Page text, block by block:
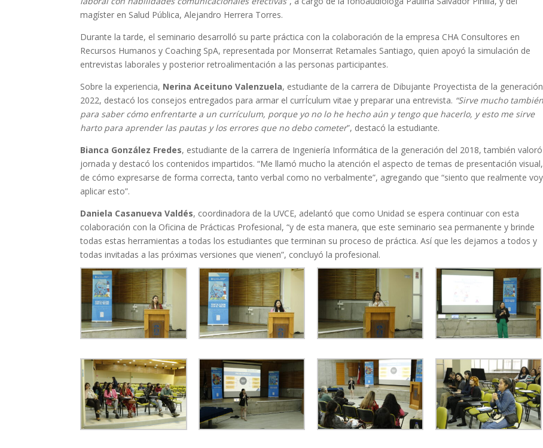
magíster en Salud Pública, Alejandro Herrera Torres.
Durante la tarde, el seminario desarrolló su parte práctica con la colaboración de la empresa CHA Consultores en
Recursos Humanos y Coaching SpA, representada por Monserrat Retamales Santiago, quien apoyó la simulación de
entrevistas laborales y posterior retroalimentación a las personas participantes.
Sobre la experiencia, Nerina Aceituno Valenzuela, estudiante de la carrera de Dibujante Proyectista de la generación
2022, destacó los consejos entregados para armar el currÍculum vitae y preparar una entrevista. “Sirve mucho también
para saber cómo enfrentarte a un currículum, porque yo no lo he hecho aún y tengo que hacerlo, y esto me sirve
harto para aprender las pautas y los errores que no debo cometer”, destacó la estudiante.
Bianca González Fredes, estudiante de la carrera de Ingeniería Informática de la generación del 2018, también
jornada y destacó los contenidos impartidos. “Me llamó mucho la atención el aspecto de temas de presentación visual,
de cómo expresarse de forma correcta, tanto verbal como no verbalmente”, agregando que “siento que realmente
aplicar esto”.
Daniela Casanueva Valdés, coordinadora de la UVCE, adelantó que como Unidad se espera continuar con esta
colaboración con la Oficina de Prácticas Profesional, “y de esta manera, que este seminario sea permanente y brinde
todas estas herramientas a todas los estudiantes que terminan su proceso de práctica. Así que les dejamos a todos y
todas invitadas a las próximas versiones que vienen”, concluyó la profesional.